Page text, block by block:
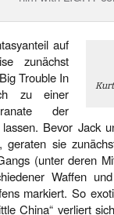
auf
zunächst
Trouble In
zu einer
der
Bevor Jack
geraten sie
(unter deren
Waffen
markiert. So
China“ verliert